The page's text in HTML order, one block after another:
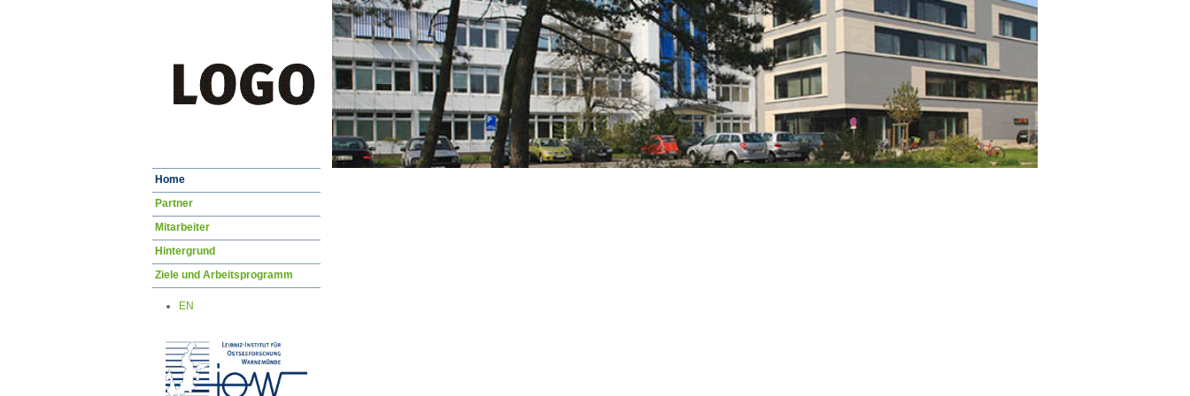
Navigation
Home
Partner
Mitarbeiter
Hintergrund
Ziele und Arbeitsprogramm
EN